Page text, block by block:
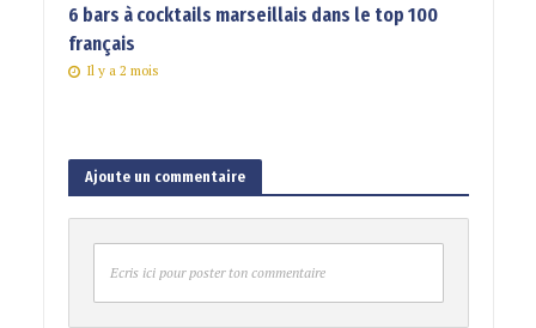
6 bars à cocktails marseillais dans le top 100
français
Il y a 2 mois
Ajoute un commentaire
Ecris ici pour poster ton commentaire